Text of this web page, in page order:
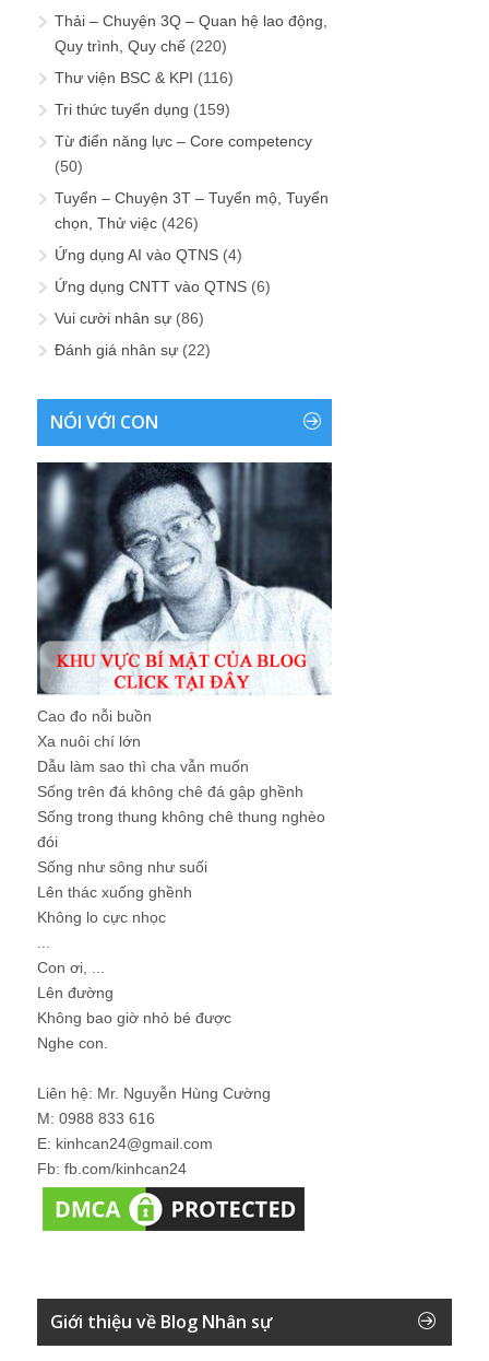
Thải – Chuyện 3Q – Quan hệ lao động,
Quy trình, Quy chế (220)
Thư viện BSC & KPI (116)
Tri thức tuyển dụng (159)
Từ điển năng lực – Core competency
(50)
Tuyển – Chuyện 3T – Tuyển mộ, Tuyển
chọn, Thử việc (426)
Ứng dụng AI vào QTNS (4)
Ứng dụng CNTT vào QTNS (6)
Vui cười nhân sự (86)
Đánh giá nhân sự (22)
NÓI VỚI CON
Cao đo nỗi buồn
Xa nuôi chí lớn
Dẫu làm sao thì cha vẫn muốn
Sống trên đá không chê đá gập ghềnh
Sống trong thung không chê thung nghèo
đói
Sống như sông như suối
Lên thác xuống ghềnh
Không lo cực nhọc
Con ơi, ...
Lên đường
Không bao giờ nhỏ bé được
Nghe con.
Liên hệ: Mr. Nguyễn Hùng Cường
M: 0988 833 616
E: kinhcan24@gmail.com
Fb: fb.com/kinhcan24
Giới thiệu về Blog Nhân sự